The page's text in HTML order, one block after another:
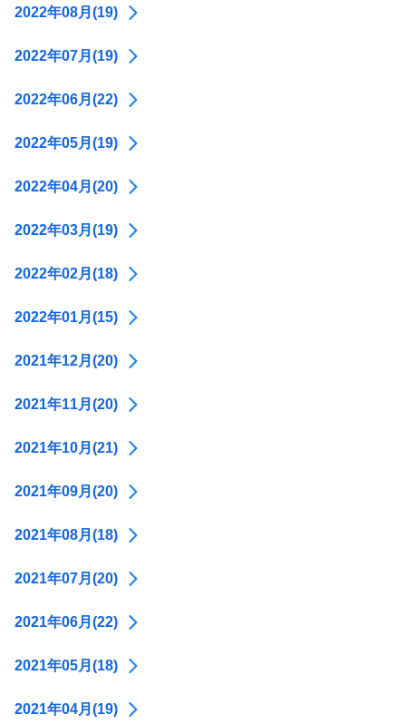
2022年08月(19)
2022年07月(19)
2022年06月(22)
2022年05月(19)
2022年04月(20)
2022年03月(19)
2022年02月(18)
2022年01月(15)
2021年12月(20)
2021年11月(20)
2021年10月(21)
2021年09月(20)
2021年08月(18)
2021年07月(20)
2021年06月(22)
2021年05月(18)
2021年04月(19)